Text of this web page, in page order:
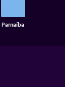
Parnaíba